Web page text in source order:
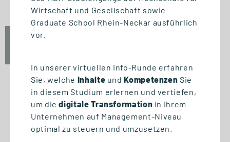
Fr., 25. September 2026
START STUDIENGANG
Unternehmensführung (MBA)
Wirtschaft und Gesellschaft sowie
Graduate School Rhein-Neckar ausführlich
vor.
In unserer virtuellen Info-Runde erfahren
Sie, welche Inhalte und Kompetenzen Sie
in diesem Studium erlernen und vertiefen,
um diedigitale Transformation in Ihrem
Unternehmen auf Management-Niveau
optimal zu steuern und umzusetzen.